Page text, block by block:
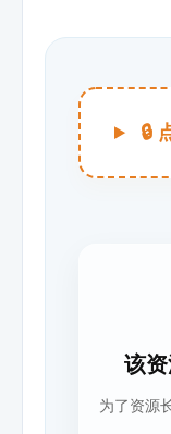
🔒
该
为了资源